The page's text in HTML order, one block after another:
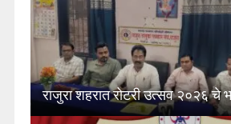
राजुरा शहरात रोटरी उत्सव २०२६ चे